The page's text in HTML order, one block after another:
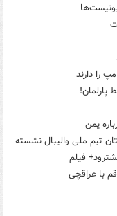
را دارند
یمن
تیم ملی والیبال نشسته
فیلم
با عراقچی